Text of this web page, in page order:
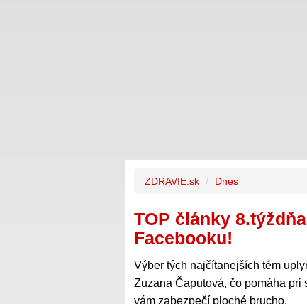
ZDRAVIE.sk Dnes
TOP články
Facebooku!
Výber tých najčítanejších tém
Zuzana Čaputová, čo pomáha
vám zabezpečí ploché brucho.